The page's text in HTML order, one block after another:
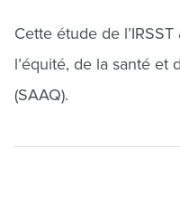
Cette étude de
l’équité, de la santé et
(SAAQ).